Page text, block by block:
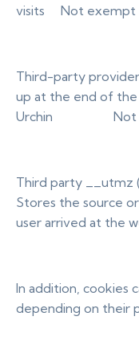
visits Not exempt
Third-party
up at the end of the
Urchin Not
Third party __utmz
Stores the source
user arrived at the
In addition, cookies
depending on their